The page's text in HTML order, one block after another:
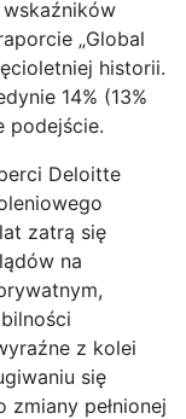
„Global
historii.
14% (13%
podejście.
Deloitte
zatrą się
na
z kolei
się
pełnionej